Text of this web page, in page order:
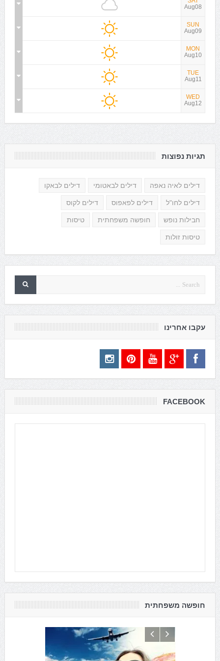
Aug08
SUN
Aug09
MON
Aug10
TUE
Aug11
WED
Aug12
תגיות נפוצות
דילים לאיה נאפה דילים לבאטומי דילים לבאקו
דילים לחו"ל דילים לפאפוס דילים לקוס
חבילות נופש חופשה משפחתית טיסות
טיסות זולות
עקבו אחרינו
FACEBOOK
חופשה משפחתית